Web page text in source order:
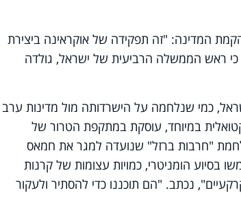
המדינה: "זה תפקידה של אוקראינה ביצירת
כי ראש הממשלה הרביעית של ישראל, גולדה
כמי שנלחמה על הישרדותה מול מדינות ערב
במיוחד, עוסקת במתקפת הטרור של
"חרבות ברזל" שנועדה למגר את חמאס
חמאס השתמשו בסיוע הומניטרי, כמויות עצומות של קרנות
נכתב. "הם תוכננו כדי להסתיר ולעקור